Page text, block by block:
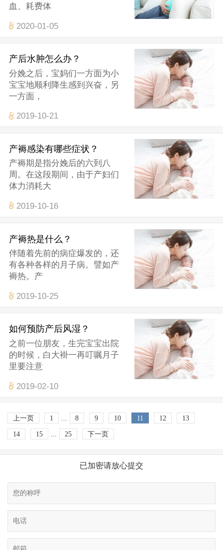
血、耗费体
2020-01-05
产后水肿怎么办？
分娩之后，宝妈们一方面为小
宝宝地顺利降生感到兴奋，另
一方面，
2019-10-21
产褥感染有哪些症状？
产褥期是指分娩后的六到八
周。在这段期间，由于产妇们
体力消耗大
2019-10-16
产褥热是什么？
伴随着先前的病症爆发的，还
有各种各样的月子病。譬如产
褥热。产
2019-10-25
如何预防产后风湿？
之前一位朋友，生完宝宝出院
的时候，白大褂一再叮嘱月子
里要注意
2019-02-10
上一页 1 8 9 10 11 12 13
14 15 25 下一页
已加密请放心提交